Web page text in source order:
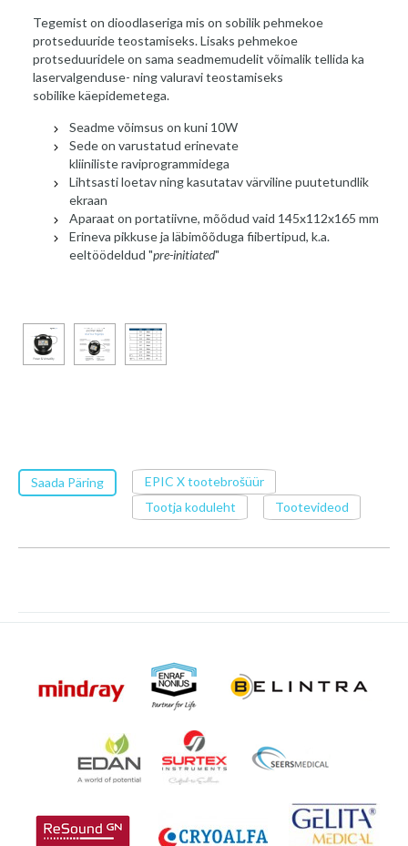
Tegemist on dioodlaseriga mis on sobilik pehmekoe
protseduuride teostamiseks. Lisaks pehmekoe
protseduuridele on sama seadmemudelit võimalik tellida ka
laservalgenduse- ning valuravi teostamiseks
sobilike käepidemetega.
Seadme võimsus on kuni 10W
Sede on varustatud erinevate
kliiniliste raviprogrammidega
Lihtsasti loetav ning kasutatav värviline puutetundlik
ekraan
Aparaat on portatiivne, mõõdud vaid 145x112x165 mm
Erineva pikkuse ja läbimõõduga fiibertipud, k.a.
eeltöödeldud "pre-initiated"
Saada Päring
EPIC X tootebrošüür
Tootja koduleht
Tootevideod